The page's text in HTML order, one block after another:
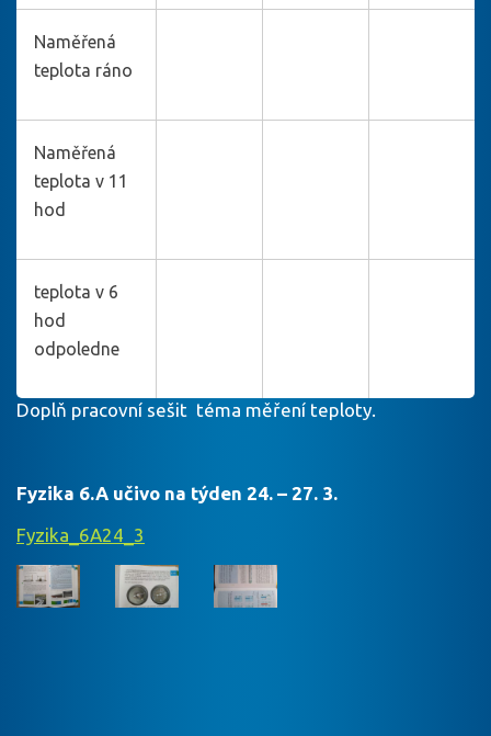
Naměřená
teplota ráno
Naměřená
teplota v 11
hod
teplota v 6
hod
odpoledne
Doplň pracovní sešit téma měření teploty.
Fyzika 6.A učivo na týden 24. – 27. 3.
Fyzika_6A24_3